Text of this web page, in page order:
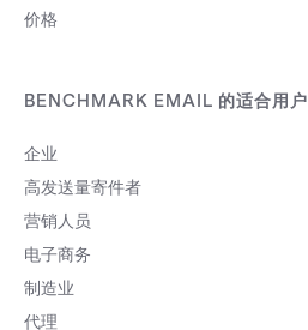
价格
BENCHMARK EMAIL 的适合用户
企业
高发送量寄件者
营销人员
电子商务
制造业
代理